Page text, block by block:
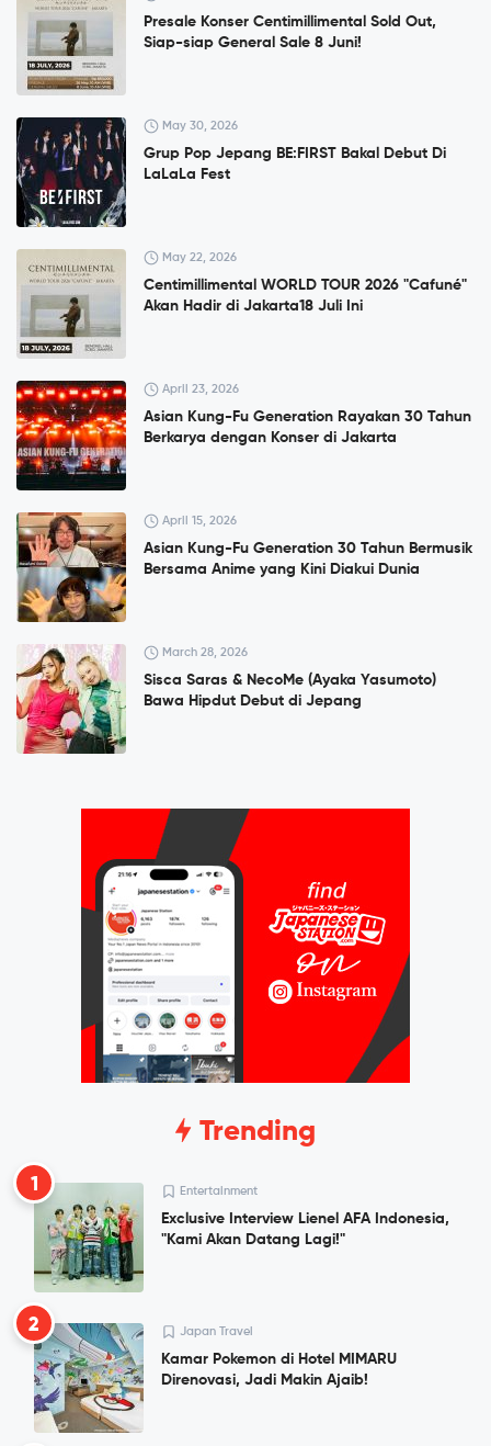
Presale Konser Centimillimental Sold Out,
Siap-siap General Sale 8 Juni!
May 30, 2026
Grup Pop Jepang BE:FIRST Bakal Debut Di
LaLaLa Fest
May 22, 2026
Centimillimental WORLD TOUR 2026 "Cafuné"
Akan Hadir di Jakarta18 Juli Ini
April 23, 2026
Asian Kung-Fu Generation Rayakan 30 Tahun
Berkarya dengan Konser di Jakarta
April 15, 2026
Asian Kung-Fu Generation 30 Tahun Bermusik
Bersama Anime yang Kini Diakui Dunia
March 28, 2026
Sisca Saras & NecoMe (Ayaka Yasumoto)
Bawa Hipdut Debut di Jepang
Trending
1 Entertainment
Exclusive Interview Lienel AFA Indonesia,
"Kami Akan Datang Lagi!"
2 Japan Travel
Kamar Pokemon di Hotel MIMARU
Direnovasi, Jadi Makin Ajaib!